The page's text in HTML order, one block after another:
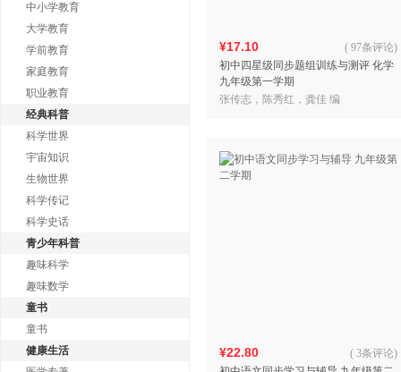
中小学教育
大学教育
学前教育
家庭教育
职业教育
经典科普
科学世界
宇宙知识
生物世界
科学传记
科学史话
青少年科普
趣味科学
趣味数学
童书
童书
健康生活
¥17.10
初中四星级同步题组训练与测评 化学
九年级第一学期
( 97条评论)
张传志，陈秀红，龚佳 编
¥22.80 ( 3条评论)